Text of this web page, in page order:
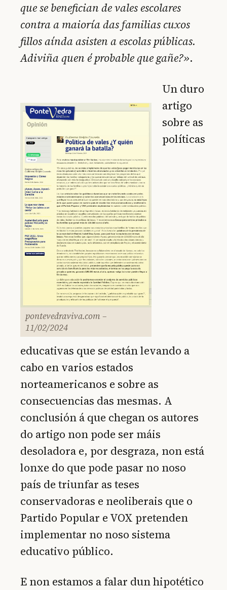
que se benefician de vales escolares
contra a maioría das familias cuxos
fillos aínda asisten a escolas públicas.
Adiviña quen é probable que gañe?».
pontevedraviva.com –
11/02/2024
Un duro
artigo
sobre as
políticas
educativas que se están levando a
cabo en varios estados
norteamericanos e sobre as
consecuencias das mesmas. A
conclusión á que chegan os autores
do artigo non pode ser máis
desoladora e, por desgraza, non está
lonxe do que pode pasar no noso
país de triunfar as teses
conservadoras e neoliberais que o
Partido Popular e VOX pretenden
implementar no noso sistema
educativo público.
E non estamos a falar dun hipotético